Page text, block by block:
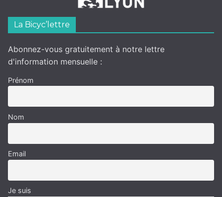
La Bicyc’lettre
Abonnez-vous gratuitement à notre lettre
d'information mensuelle :
Prénom
Nom
Email
Je suis